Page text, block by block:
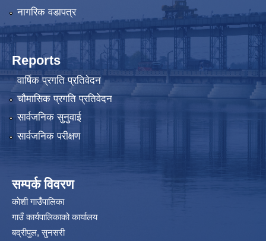
नागरिक वडापत्र
Reports
वार्षिक प्रगति प्रतिवेदन
चौमासिक प्रगति प्रतिवेदन
सार्वजनिक सुनुवाई
सार्वजनिक परीक्षण
सम्पर्क विवरण
कोशी गाउँपालिका
गाउँ कार्यपालिकाको कार्यालय
बद्रीपुल, सुनसरी